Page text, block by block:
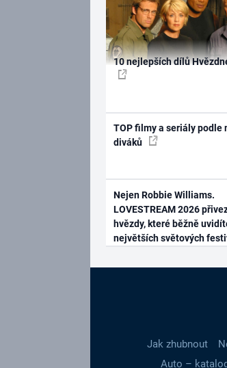
10 nejlepších dílů
TOP filmy a seriály podle
diváků
Nejen Robbie Williams.
LOVESTREAM 2026
hvězdy, které běžně
největších světových
Jak zhubnout
Auto –